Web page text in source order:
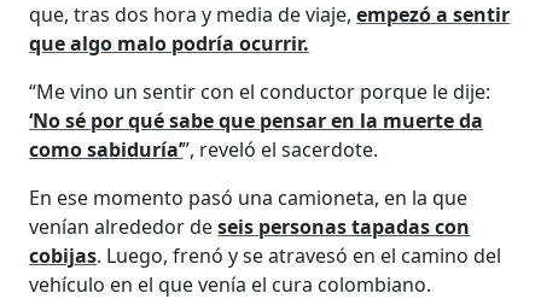
que, tras dos hora y media de viaje,empezó a sentir
que algo malo podría ocurrir.
“Me vino un sentir con el conductor porque le dije:
‘No sé por qué sabe que pensar en la muerte da
como sabiduría’”, reveló el sacerdote.
En ese momento pasó una camioneta, en la que
venían alrededor deseis personas tapadas con
cobijas. Luego, frenó y se atravesó en el camino del
vehículo en el que venía el cura colombiano.